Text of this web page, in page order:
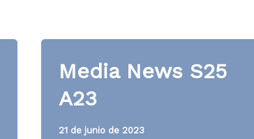
Media News S25
A23
21 de junio de 2023